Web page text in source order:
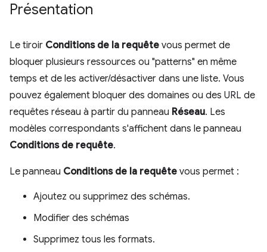
Présentation
Le tiroir Conditions de la requête vous permet de
bloquer plusieurs ressources ou "patterns" en même
temps et de les activer/désactiver dans une liste. Vous
pouvez également bloquer des domaines ou des URL de
requêtes réseau à partir du panneau Réseau. Les
modèles correspondants s'affichent dans le panneau
Conditions de requête.
Le panneau Conditions de la requête vous permet :
Ajoutez ou supprimez des schémas.
Modifier des schémas
Supprimez tous les formats.